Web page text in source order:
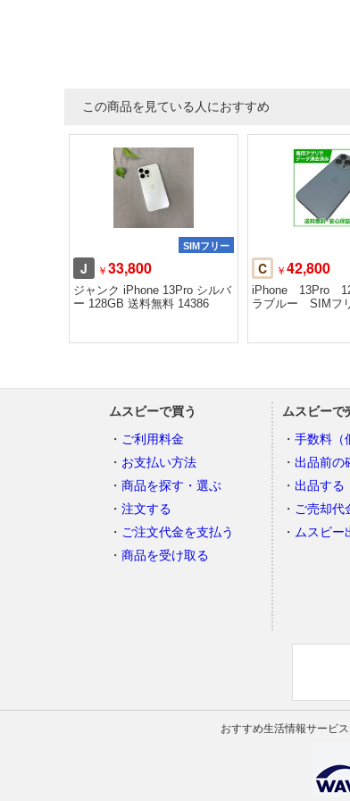
この商品を見ている人におすすめ
SIMフリー
J ￥33,800
ジャンク iPhone 13Pro シルバ
ー 128GB 送料無料 14386
C ￥42,800
iPhone 13Pro
ラブルー SIMフ
ムスビーで買う
ご利用料金
お支払い方法
商品を探す・選ぶ
注文する
ご注文代金を支払う
商品を受け取る
ムスビーで
手数料（
出品前の
出品する
ご売却代
ムスビー
おすすめ生活情報サービス